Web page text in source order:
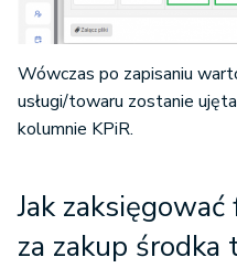
Wówczas po zapisaniu
usługi/towaru zostanie
kolumnie KPiR.
Jak
za zakup środka